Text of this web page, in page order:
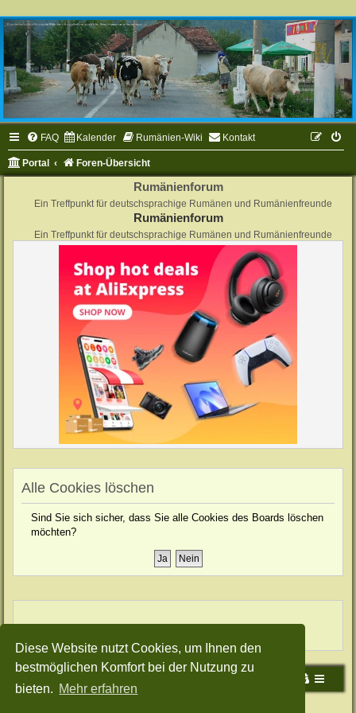
Diese Website nutzt Cookies, um Ihnen den
bestmöglichen Komfort bei der Nutzung zu
bieten. Mehr erfahren
FAQ Kalender Rumänien-Wiki Kontakt
Portal Foren-Übersicht
Rumänienforum
Ein Treffpunkt für deutschsprachige Rumänen und Rumänienfreunde
Rumänienforum
Ein Treffpunkt für deutschsprachige Rumänen und Rumänienfreunde
Alle Cookies löschen
Sind Sie sich sicher, dass Sie alle Cookies des Boards löschen
möchten?